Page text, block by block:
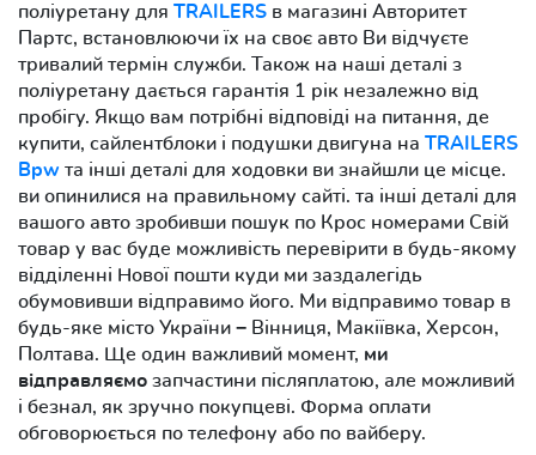
поліуретану для TRAILERS в магазині Авторитет
Партс, встановлюючи їх на своє авто Ви відчуєте
тривалий термін служби. Також на наші деталі з
поліуретану дається гарантія 1 рік незалежно від
пробігу. Якщо вам потрібні відповіді на питання, де
купити, сайлентблоки і подушки двигуна на TRAILERS
Bpw та інші деталі для ходовки ви знайшли це місце.
ви опинилися на правильному сайті. та інші деталі для
вашого авто зробивши пошук по Крос номерами Свій
товар у вас буде можливість перевірити в будь-якому
відділенні Нової пошти куди ми заздалегідь
обумовивши відправимо його. Ми відправимо товар в
будь-яке місто України − Вінниця, Макіївка, Херсон,
Полтава. Ще один важливий момент, ми
відправляємо запчастини післяплатою, але можливий
і безнал, як зручно покупцеві. Форма оплати
обговорюється по телефону або по вайберу.